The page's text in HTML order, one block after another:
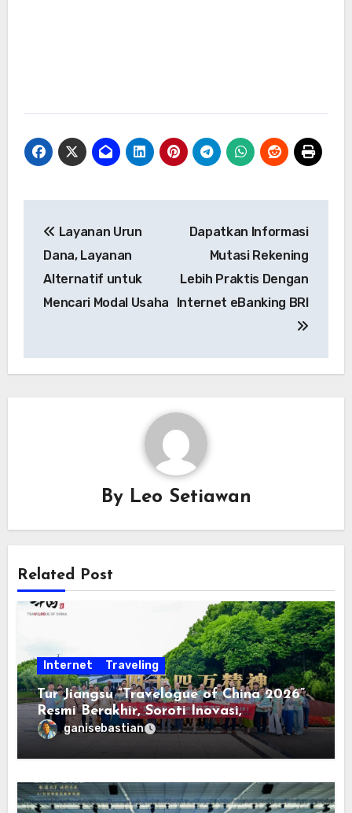
pos
Layanan Urun
Dana, Layanan
Alternatif untuk
Mencari Modal Usaha
Dapatkan Informasi
Mutasi Rekening
Lebih Praktis Dengan
Internet eBanking BRI
By Leo Setiawan
Related Post
Internet Traveling
Tur Jiangsu “Travelogue of China 2026”
Resmi Berakhir, Soroti Inovasi,
Keterbukaan, dan Pembangunan
Berorientasi pada Masyarakat
ganisebastian